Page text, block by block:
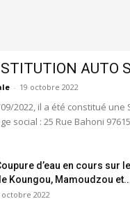
AUTO
- 19 octobre 2022
2022, il a été constitué une
social : 25 Rue Bahoni
d’eau en cours sur
Koungou, Mamoudzou
octobre 2022